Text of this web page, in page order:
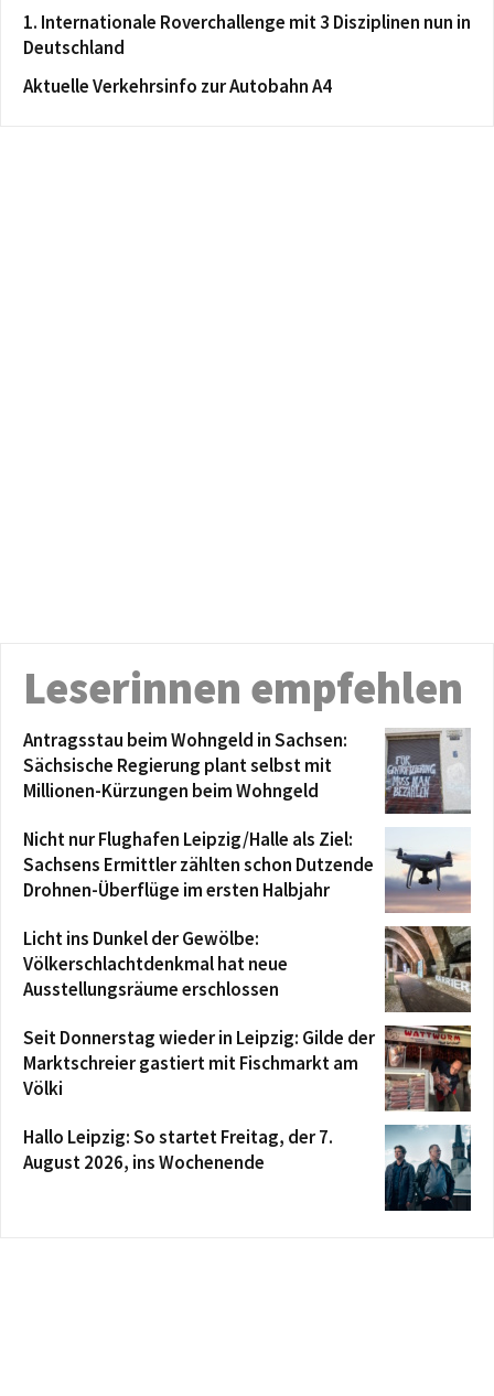
1. Internationale Roverchallenge mit 3 Disziplinen nun in
Deutschland
Aktuelle Verkehrsinfo zur Autobahn A4
Leserinnen empfehlen
Antragsstau beim Wohngeld in Sachsen:
Sächsische Regierung plant selbst mit
Millionen-Kürzungen beim Wohngeld
Nicht nur Flughafen Leipzig/Halle als Ziel:
Sachsens Ermittler zählten schon Dutzende
Drohnen-Überflüge im ersten Halbjahr
Licht ins Dunkel der Gewölbe:
Völkerschlachtdenkmal hat neue
Ausstellungsräume erschlossen
Seit Donnerstag wieder in Leipzig: Gilde der
Marktschreier gastiert mit Fischmarkt am
Völki
Hallo Leipzig: So startet Freitag, der 7.
August 2026, ins Wochenende